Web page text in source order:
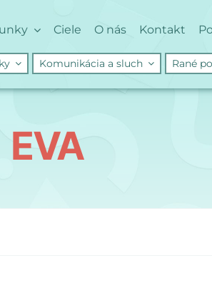
Ciele O nás Kontakt
Komunikácia a sluch Rané
EVA